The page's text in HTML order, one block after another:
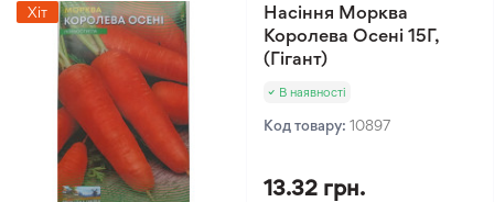
Хіт
Насіння Морква
Королева Осені 15Г,
(Гігант)
В наявності
Код товару: 10897
13.32 грн.